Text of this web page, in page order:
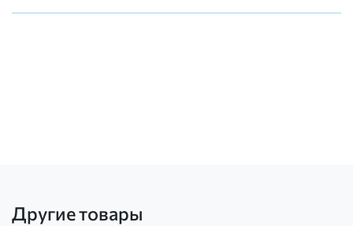
Другие товары